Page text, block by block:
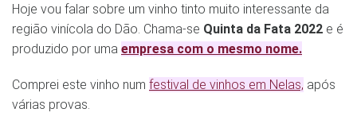
Hoje vou falar sobre um vinho tinto muito interessante da
região vinícola do Dão. Chama-se Quinta da Fata 2022 e é
produzido por uma empresa com o mesmo nome.
Comprei este vinho num festival de vinhos em Nelas, após
várias provas.